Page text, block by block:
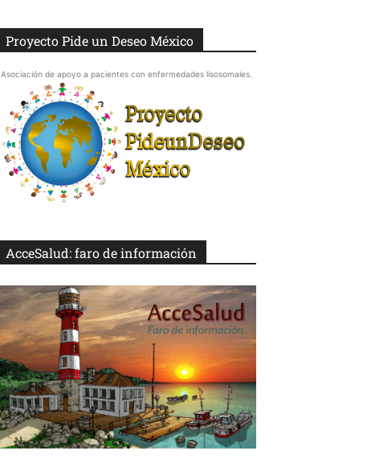
Proyecto Pide un Deseo México
Asociación de apoyo a pacientes con enfermedades lisosomales.
AcceSalud: faro de información